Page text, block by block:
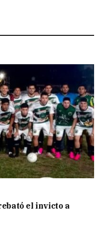
el invicto a